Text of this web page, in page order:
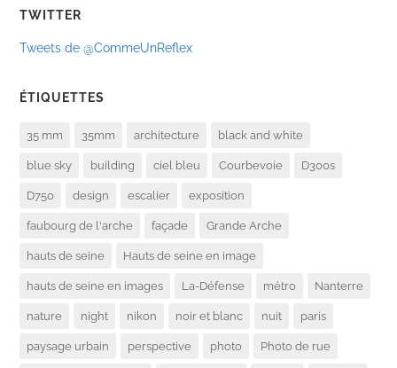
TWITTER
Tweets de @CommeUnReflex
ÉTIQUETTES
35 mm 35mm architecture black and white
blue sky building ciel bleu Courbevoie D300s
D750 design escalier exposition
faubourg de l'arche façade Grande Arche
hauts de seine Hauts de seine en image
hauts de seine en images La-Défense métro Nanterre
nature night nikon noir et blanc nuit paris
paysage urbain perspective photo Photo de rue